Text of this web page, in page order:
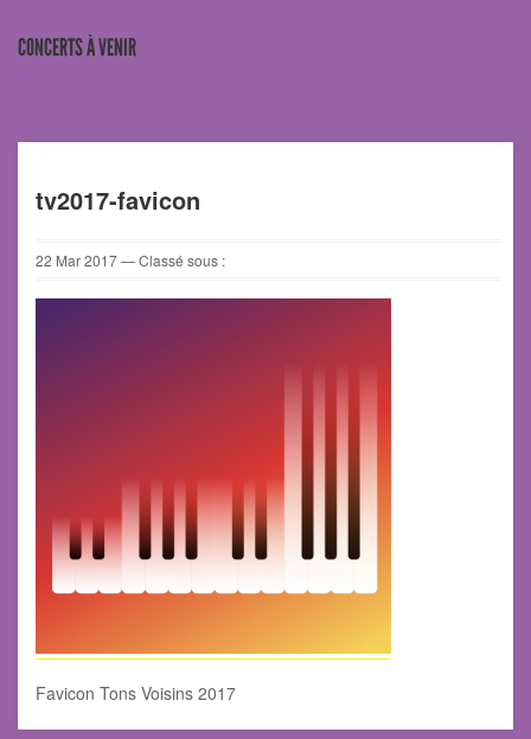
CONCERTS À VENIR
tv2017-favicon
22 Mar2017— Classé sous :
Favicon Tons Voisins 2017